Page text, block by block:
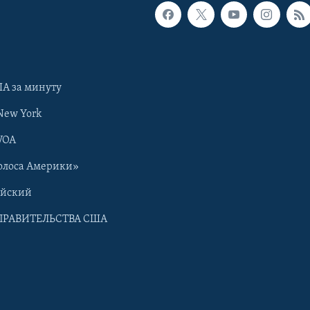
за минуту
York
Америки»
США